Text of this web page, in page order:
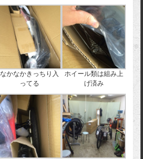
なかなかきっちり入
ってる
ホイール類は組み上
げ済み